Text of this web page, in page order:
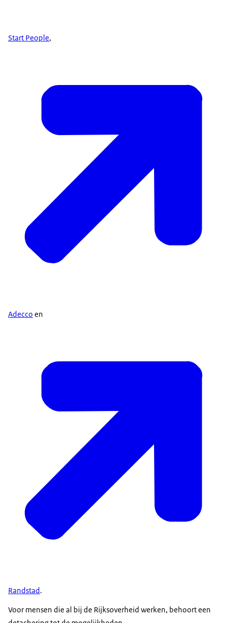
Start People,
Adecco en
Randstad.
Voor mensen die al bij de Rijksoverheid werken, behoort een